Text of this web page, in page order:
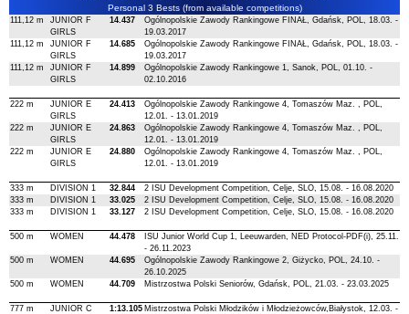
Personal 3 Bests (from available competitions)
111,12 m
JUNIOR F
GIRLS
14.437
Ogólnopolskie Zawody Rankingowe FINAŁ, Gdańsk, POL, 18.03. -
19.03.2017
111,12 m
JUNIOR F
GIRLS
14.685
Ogólnopolskie Zawody Rankingowe FINAŁ, Gdańsk, POL, 18.03. -
19.03.2017
111,12 m
JUNIOR F
GIRLS
14.899
Ogólnopolskie Zawody Rankingowe 1, Sanok, POL, 01.10. -
02.10.2016
222 m
JUNIOR E
GIRLS
24.413
Ogólnopolskie Zawody Rankingowe 4, Tomaszów Maz. , POL,
12.01. - 13.01.2019
222 m
JUNIOR E
GIRLS
24.863
Ogólnopolskie Zawody Rankingowe 4, Tomaszów Maz. , POL,
12.01. - 13.01.2019
222 m
JUNIOR E
GIRLS
24.880
Ogólnopolskie Zawody Rankingowe 4, Tomaszów Maz. , POL,
12.01. - 13.01.2019
333 m DIVISION 1 32.844
2 ISU Development Competition, Celje, SLO, 15.08. - 16.08.2020
333 m
DIVISION 1 33.025
2 ISU Development Competition, Celje, SLO, 15.08. - 16.08.2020
333 m
DIVISION 1 33.127 2 ISU Development Competition, Celje, SLO, 15.08. - 16.08.2020
500 m WOMEN 44.478
ISU Junior World Cup 1, Leeuwarden, NED Protocol-PDF(i), 25.11.
- 26.11.2023
500 m
WOMEN 44.695
Ogólnopolskie Zawody Rankingowe 2, Giżycko, POL, 24.10. -
26.10.2025
500 m
WOMEN 44.709 Mistrzostwa Polski Seniorów, Gdańsk, POL, 21.03. - 23.03.2025
777 m
JUNIOR C
1:13.105 Mistrzostwa Polski Młodzików i Młodzieżowców,Białystok, 12.03. -